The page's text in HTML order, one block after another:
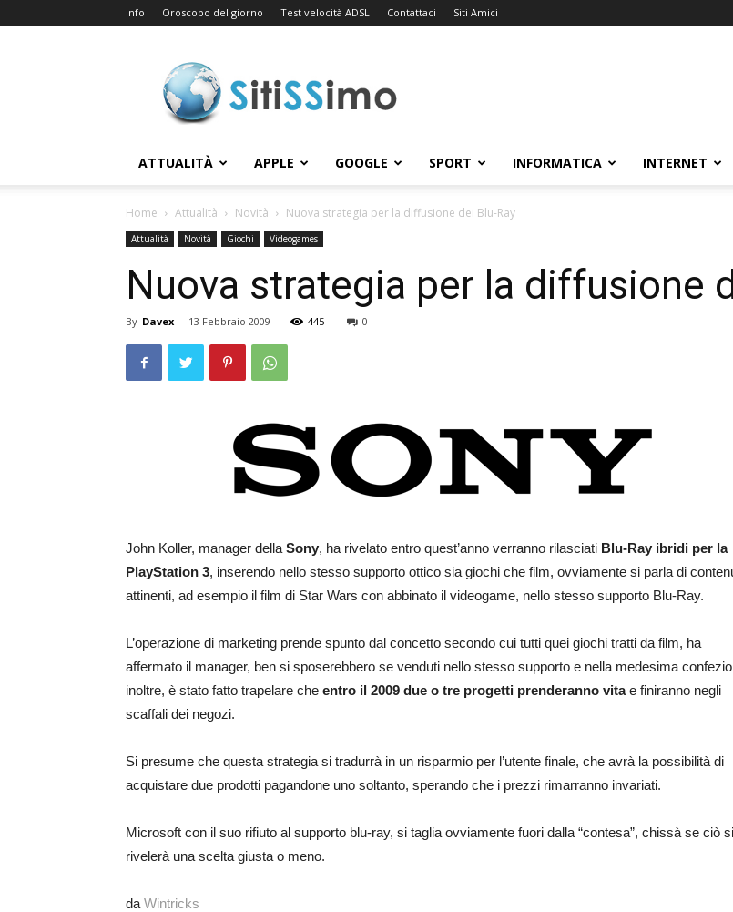
Info Oroscopo del giorno Test velocità ADSL Contattaci Siti Amici
ATTUALITÀ APPLE GOOGLE SPORT INFORMATICA INTERNET
Home Attualità Novità Nuova strategia per la diffusione dei Blu-Ray
Attualità Novità Giochi Videogames
Nuova strategia per la diffusione
By Davex - 13 Febbraio 2009 445 0
John Koller, manager della Sony, ha rivelato entro quest’anno verranno rilasciati Blu-Ray ibridi per la
PlayStation 3, inserendo nello stesso supporto ottico sia giochi che film, ovviamente si parla di
attinenti, ad esempio il film di Star Wars con abbinato il videogame, nello stesso supporto Blu-Ray.
L’operazione di marketing prende spunto dal concetto secondo cui tutti quei giochi tratti da film, ha
affermato il manager, ben si sposerebbero se venduti nello stesso supporto e nella medesima
inoltre, è stato fatto trapelare che entro il 2009 due o tre progetti prenderanno vitae finiranno negli
scaffali dei negozi.
Si presume che questa strategia si tradurrà in un risparmio per l’utente finale, che avrà la possibilità di
acquistare due prodotti pagandone uno soltanto, sperando che i prezzi rimarranno invariati.
Microsoft con il suo rifiuto al supporto blu-ray, si taglia ovviamente fuori dalla “contesa”, chissà se ciò si
rivelerà una scelta giusta o meno.
da Wintricks